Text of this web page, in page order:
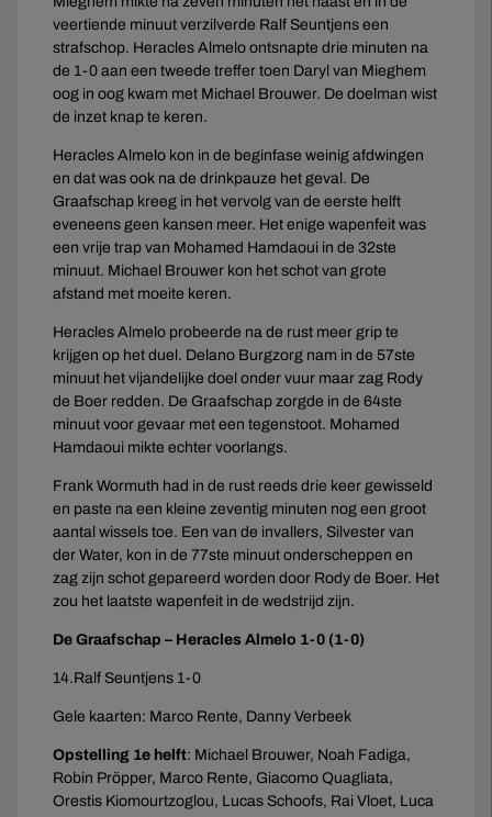
veertiende minuut verzilverde Ralf Seuntjens een
strafschop. Heracles Almelo ontsnapte drie minuten na
de 1-0 aan een tweede treffer toen Daryl van Mieghem
oog in oog kwam met Michael Brouwer. De doelman wist
de inzet knap te keren.
Heracles Almelo kon in de beginfase weinig afdwingen
en dat was ook na de drinkpauze het geval. De
Graafschap kreeg in het vervolg van de eerste helft
eveneens geen kansen meer. Het enige wapenfeit was
een vrije trap van Mohamed Hamdaoui in de 32ste
minuut. Michael Brouwer kon het schot van grote
afstand met moeite keren.
Heracles Almelo probeerde na de rust meer grip te
krijgen op het duel. Delano Burgzorg nam in de 57ste
minuut het vijandelijke doel onder vuur maar zag Rody
de Boer redden. De Graafschap zorgde in de 64ste
minuut voor gevaar met een tegenstoot. Mohamed
Hamdaoui mikte echter voorlangs.
Frank Wormuth had in de rust reeds drie keer gewisseld
en paste na een kleine zeventig minuten nog een groot
aantal wissels toe. Een van de invallers, Silvester van
der Water, kon in de 77ste minuut onderscheppen en
zag zijn schot gepareerd worden door Rody de Boer. Het
zou het laatste wapenfeit in de wedstrijd zijn.
De Graafschap – Heracles Almelo 1-0 (1-0)
14.Ralf Seuntjens 1-0
Gele kaarten: Marco Rente, Danny Verbeek
Opstelling 1e helft: Michael Brouwer, Noah Fadiga,
Robin Pröpper, Marco Rente, Giacomo Quagliata,
Orestis Kiomourtzoglou, Lucas Schoofs, Rai Vloet, Luca